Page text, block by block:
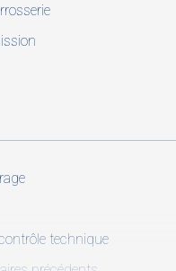
technique